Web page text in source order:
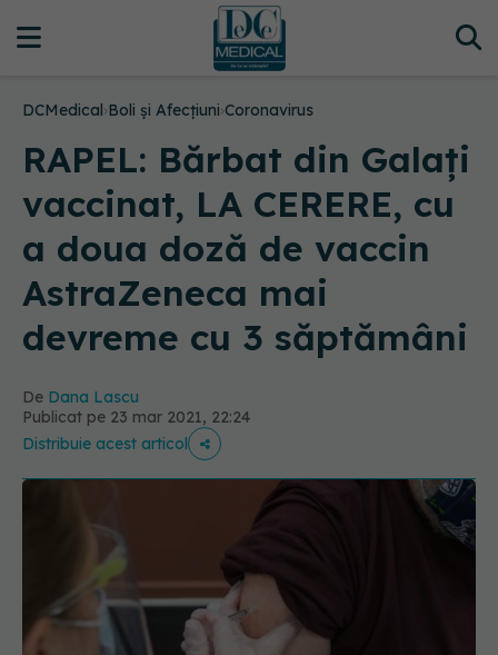
DCMedical›Boli și Afecțiuni›Coronavirus
RAPEL: Bărbat din Galați
vaccinat, LA CERERE, cu
a doua doză de vaccin
AstraZeneca mai
devreme cu 3 săptămâni
De Dana Lascu
Publicat pe 23 mar 2021, 22:24
Distribuie acest articol